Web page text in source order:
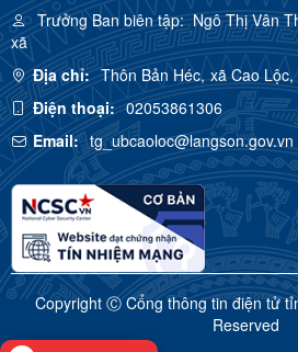
Trưởng Ban biên tập:Ngô Thị Vân
xã
Địa chỉ: Thôn Bản Héc, xã Cao
Điện thoại: 02053861306
Email: tg_ubcaoloc@langson.gov.vn
Copyright Ⓒ Cổng thông tin điện tử
Reserved